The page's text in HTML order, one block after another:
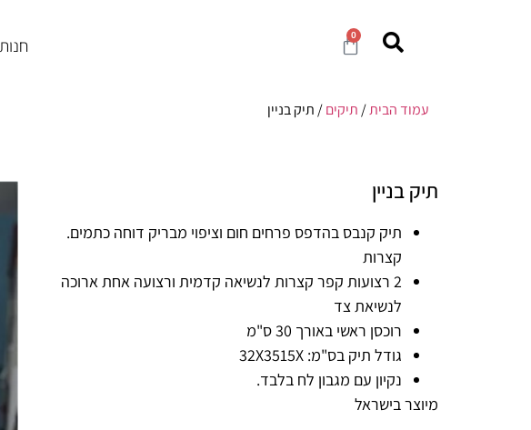
0 חנות
עמוד הבית/ תיקים/ תיק בניין
תיק בניין
תיק קנבס בהדפס פרחים חום וציפוי מבריק דוחה כתמים.
קצרות
2 רצועות קפר קצרות לנשיאה קדמית ורצועה אחת ארוכה
לנשיאת צד
רוכסן ראשי באורך 30 ס"מ
גודל תיק בס"מ: 32X3515X
נקיון עם מגבון לח בלבד.
מיוצר בישראל